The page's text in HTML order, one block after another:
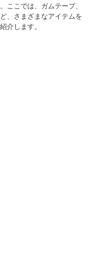
ここでは、ガムテープ、
、さまざまなアイテムを
介します。